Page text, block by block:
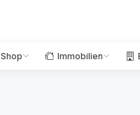
Shop Immobilien